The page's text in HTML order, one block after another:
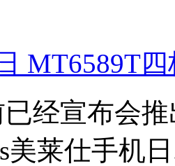
MT6589T
经宣布会
美莱仕手机